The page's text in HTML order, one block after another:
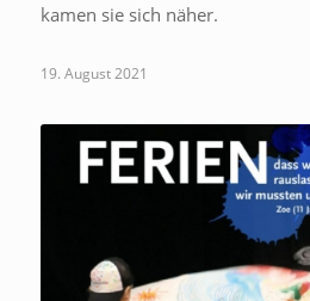
kamen sie sich näher.
19. August 2021